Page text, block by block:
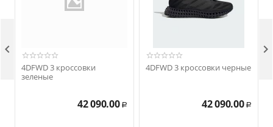
4DFWD 3 кроссовки
зеленые
42 090.00 Р
4DFWD 3 кроссовки черные
42 090.00 Р
 